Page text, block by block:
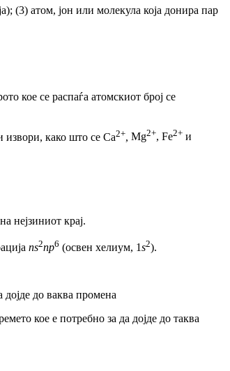
(3) атом, јон или молекула која донира пар
кое се распаѓа атомскиот број се
извори, како што се Са2+, Mg2+, Fe2+ и
нејзиниот крај.
ns2np6 (освен хелиум, 1ѕ2).
дојде до ваква промена
кое е потребно за да дојде до таква